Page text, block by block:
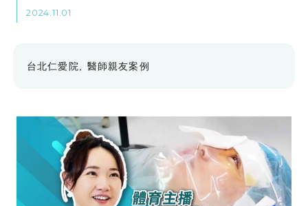
術後恢復。
2024.11.01
台北仁愛院 醫師親友案例